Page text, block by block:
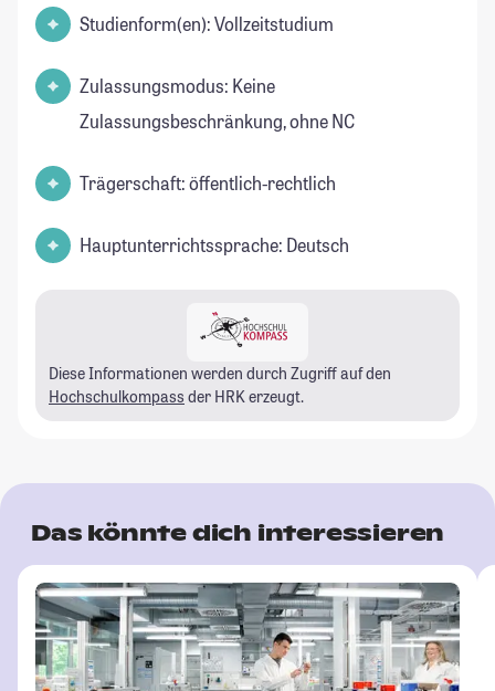
Studienform(en): Vollzeitstudium
Zulassungsmodus: Keine
Zulassungsbeschränkung, ohne NC
Trägerschaft: öffentlich-rechtlich
Hauptunterrichtssprache: Deutsch
Diese Informationen werden durch Zugriff auf den
Hochschulkompass der HRK erzeugt.
Das könnte dich interessieren